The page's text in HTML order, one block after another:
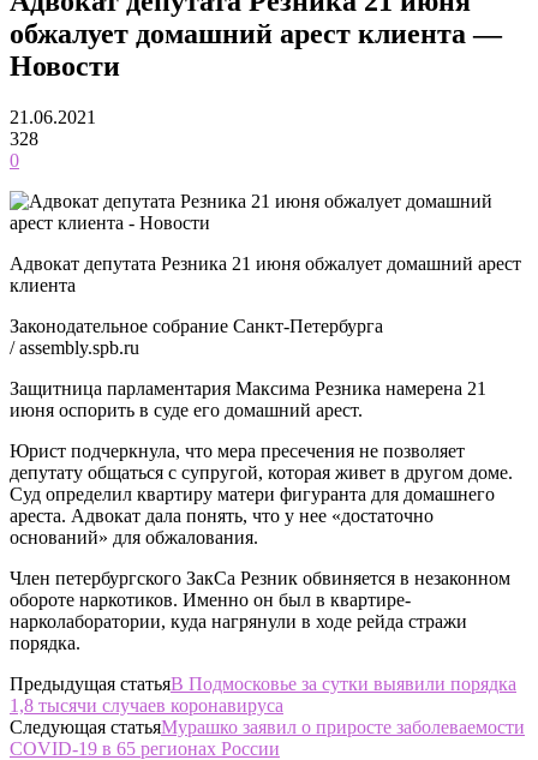
обжалует домашний арест клиента —
Новости
21.06.2021
328
0
Адвокат депутата Резника 21 июня обжалует домашний арест
клиента
Законодательное собрание Санкт-Петербурга
/ assembly.spb.ru
Защитница парламентария Максима Резника намерена 21
июня оспорить в суде его домашний арест.
Юрист подчеркнула, что мера пресечения не позволяет
депутату общаться с супругой, которая живет в другом доме.
Суд определил квартиру матери фигуранта для домашнего
ареста. Адвокат дала понять, что у нее «достаточно
оснований» для обжалования.
Член петербургского ЗакСа Резник обвиняется в незаконном
обороте наркотиков. Именно он был в квартире-
нарколаборатории, куда нагрянули в ходе рейда стражи
порядка.
Предыдущая статьяВ Подмосковье за сутки выявили порядка
1,8 тысячи случаев коронавируса
Следующая статьяМурашко заявил о приросте заболеваемости
COVID-19 в 65 регионах России